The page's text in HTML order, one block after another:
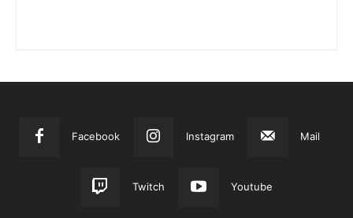
Facebook Instagram Mail
Twitch Youtube